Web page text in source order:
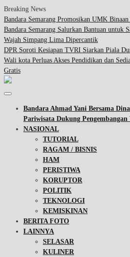
Breaking News
Bandara Semarang Promosikan UMK
Bandara Semarang Salurkan Bantuan untuk
Wajah Simpang Lima Dipercantik
DPR Soroti Kesiapan TVRI Siarkan Piala
Wali kota Perluas Akses Pendidikan dan
Gratis
Bandara Ahmad Yani Bersama
Pariwisata Dukung
NASIONAL
TUTORIAL
RAGAM / BISNIS
HAM
PERISTIWA
KORUPTOR
POLITIK
TEKNOLOGI
KEMISKINAN
BERITA FOTO
LAINNYA
SELASAR
KULINER